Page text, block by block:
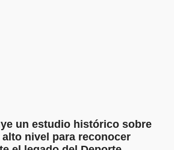
un estudio histórico sobre
nivel para reconocer